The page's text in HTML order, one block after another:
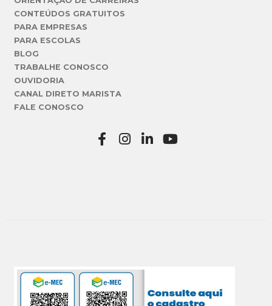
CONTEÚDOS GRATUITOS
PARA EMPRESAS
PARA ESCOLAS
BLOG
TRABALHE CONOSCO
OUVIDORIA
CANAL DIRETO MARISTA
FALE CONOSCO